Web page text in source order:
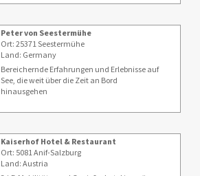
Peter von Seestermühe
Ort: 25371 Seestermühe
Land: Germany
Bereichernde Erfahrungen und Erlebnisse auf
See, die weit über die Zeit an Bord
hinausgehen
Kaiserhof Hotel & Restaurant
Ort: 5081 Anif-Salzburg
Land: Austria